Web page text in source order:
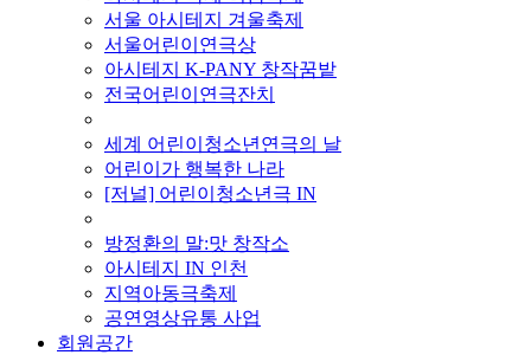
서울 아시테지 겨울축제
서울어린이연극상
아시테지 K-PANY 창작꿈밭
전국어린이연극잔치
세계 어린이청소년연극의 날
어린이가 행복한 나라
[저널] 어린이청소년극 IN
방정환의 말:맛 창작소
아시테지 IN 인천
지역아동극축제
공연영상유통 사업
회원공간